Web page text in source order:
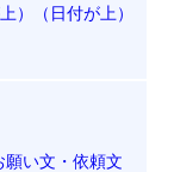
）（日付が上）
願い文・依頼文